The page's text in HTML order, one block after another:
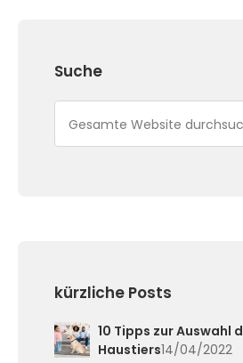
Suche
kürzliche Posts
10 Tipps zur Auswahl
Haustiers14/04/2022